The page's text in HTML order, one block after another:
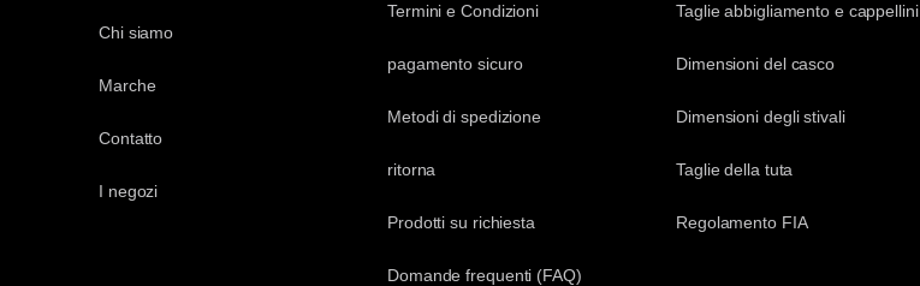
Chi siamo
Marche
Contatto
I negozi
Termini e Condizioni
pagamento sicuro
Metodi di spedizione
ritorna
Prodotti su richiesta
Domande frequenti (FAQ)
Taglie abbigliamento e cappellini
Dimensioni del casco
Dimensioni degli stivali
Taglie della tuta
Regolamento FIA